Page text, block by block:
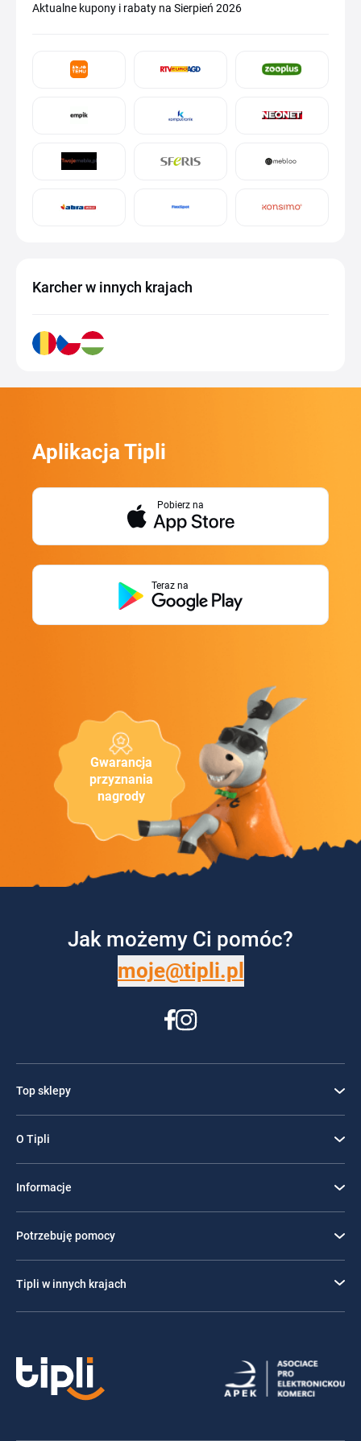
Aktualne kupony i rabaty na Sierpień 2026
Karcher w innych krajach
Gwarancja
przyznania
nagrody
Aplikacja Tipli
Pobierz na
Teraz na
Jak możemy Ci pomóc?
moje@tipli.pl
Top sklepy
O Tipli
Informacje
Potrzebuję pomocy
Tipli w innych krajach